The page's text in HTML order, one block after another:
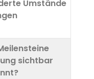
Umstände
sichtbar